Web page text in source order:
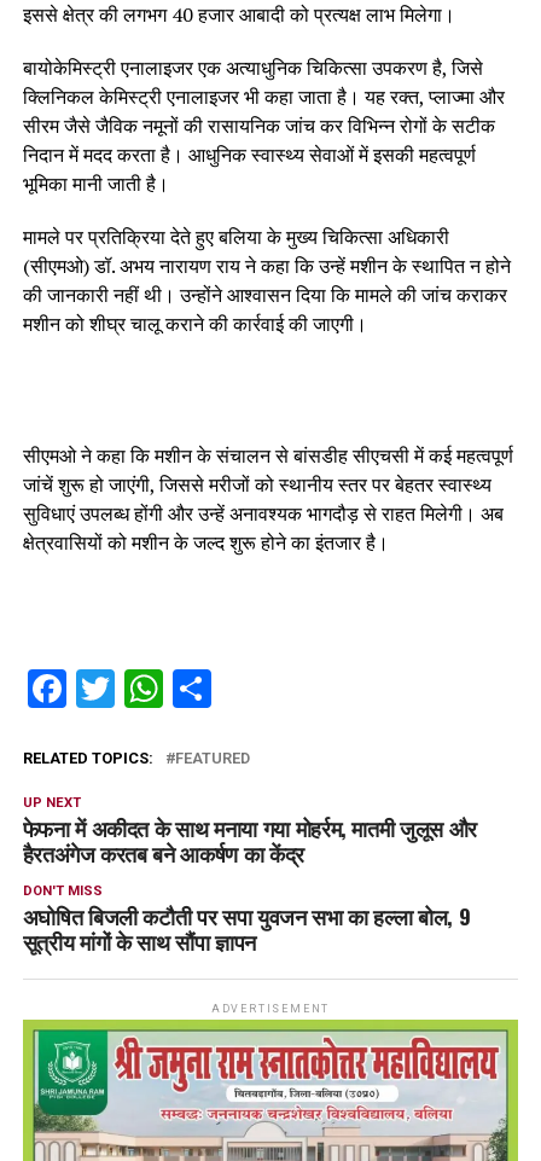
इससे क्षेत्र की लगभग 40 हजार आबादी को प्रत्यक्ष लाभ मिलेगा।
बायोकेमिस्ट्री एनालाइजर एक अत्याधुनिक चिकित्सा उपकरण है, जिसे
क्लिनिकल केमिस्ट्री एनालाइजर भी कहा जाता है। यह रक्त, प्लाज्मा और
सीरम जैसे जैविक नमूनों की रासायनिक जांच कर विभिन्न रोगों के सटीक
निदान में मदद करता है। आधुनिक स्वास्थ्य सेवाओं में इसकी महत्वपूर्ण
भूमिका मानी जाती है।
मामले पर प्रतिक्रिया देते हुए बलिया के मुख्य चिकित्सा अधिकारी
(सीएमओ) डॉ. अभय नारायण राय ने कहा कि उन्हें मशीन के स्थापित न होने
की जानकारी नहीं थी। उन्होंने आश्वासन दिया कि मामले की जांच कराकर
मशीन को शीघ्र चालू कराने की कार्रवाई की जाएगी।
सीएमओ ने कहा कि मशीन के संचालन से बांसडीह सीएचसी में कई महत्वपूर्ण
जांचें शुरू हो जाएंगी, जिससे मरीजों को स्थानीय स्तर पर बेहतर स्वास्थ्य
सुविधाएं उपलब्ध होंगी और उन्हें अनावश्यक भागदौड़ से राहत मिलेगी। अब
क्षेत्रवासियों को मशीन के जल्द शुरू होने का इंतजार है।
Facebook
TwitterWhatsApp
Share
RELATED TOPICS: FEATURED
UP NEXT
फेफना में अकीदत के साथ मनाया गया मोहर्रम, मातमी जुलूस और
हैरतअंगेज करतब बने आकर्षण का केंद्र
DON'T MISS
अघोषित बिजली कटौती पर सपा युवजन सभा का हल्ला बोल, 9
सूत्रीय मांगों के साथ सौंपा ज्ञापन
ADVERTISEMENT